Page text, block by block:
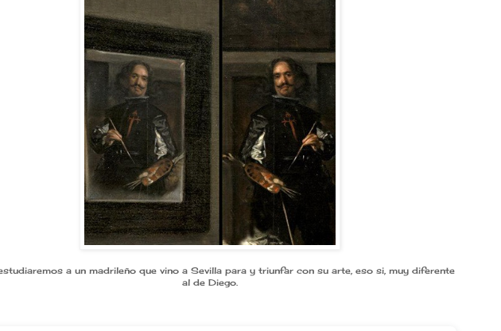
a un madrileño que vino a Sevilla para y triunfar con su arte, eso si, muy diferente
al de Diego.